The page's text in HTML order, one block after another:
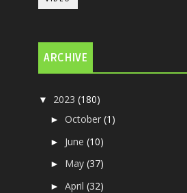
ARCHIVE
▼ 2023(180)
►October(1)
► June(10)
► May(37)
►April(32)